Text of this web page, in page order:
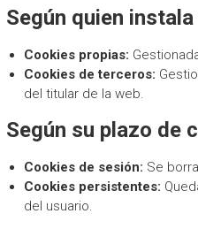
Según quien
Cookies propias:
Cookies de terceros:
del titular de la web.
Según su plazo de
Cookies de sesión: Se
Cookies persistentes:
del usuario.